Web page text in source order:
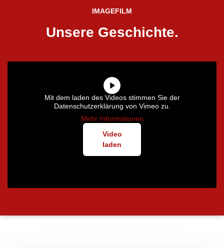
IMAGEFILM
Unsere Geschichte.
Mit dem laden des Videos stimmen Sie der
Datenschutzerklärung von Vimeo zu.
Mehr Informationen
Video
laden